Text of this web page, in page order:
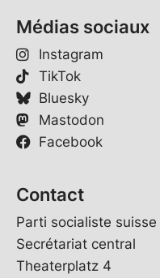
Médias sociaux
Instagram
TikTok
Bluesky
Mastodon
Facebook
Contact
Parti socialiste suisse
Secrétariat central
Theaterplatz 4